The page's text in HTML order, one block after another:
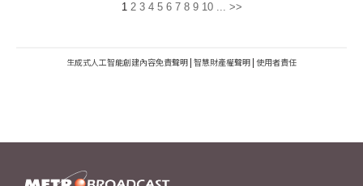
1 2 3 4 5 6 7 8 9 10 ... >>
生成式人工智能創建內容免責聲明 | 智慧財產權聲明 | 使用者責任